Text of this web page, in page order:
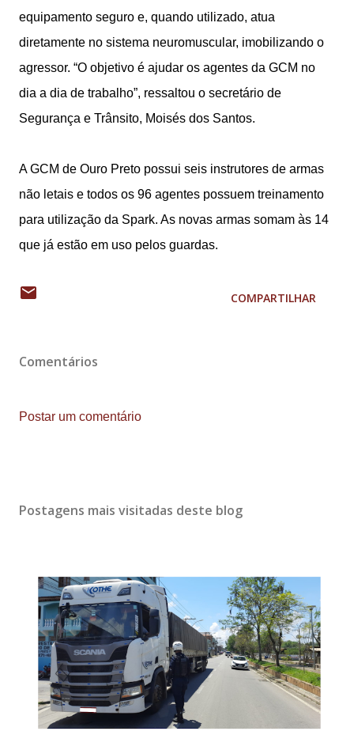
equipamento seguro e, quando utilizado, atua
diretamente no sistema neuromuscular, imobilizando o
agressor. “O objetivo é ajudar os agentes da GCM no
dia a dia de trabalho”, ressaltou o secretário de
Segurança e Trânsito, Moisés dos Santos.
A GCM de Ouro Preto possui seis instrutores de armas
não letais e todos os 96 agentes possuem treinamento
para utilização da Spark. As novas armas somam às 14
que já estão em uso pelos guardas.
COMPARTILHAR
Comentários
Postar um comentário
Postagens mais visitadas deste blog